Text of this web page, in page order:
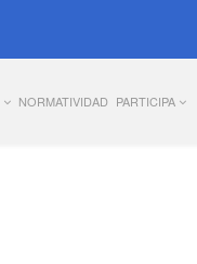
NORMATIVIDAD PARTICIPA